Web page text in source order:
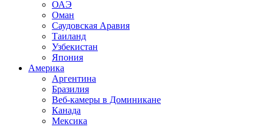
ОАЭ
Оман
Саудовская Аравия
Таиланд
Узбекистан
Япония
Америка
Аргентина
Бразилия
Веб-камеры в Доминикане
Канада
Мексика